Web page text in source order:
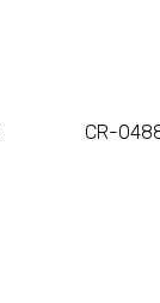
CR-